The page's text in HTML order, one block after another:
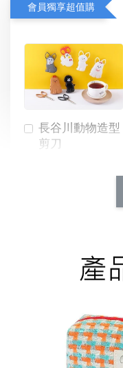
會員獨享超值購
長谷川動物造型
剪刀